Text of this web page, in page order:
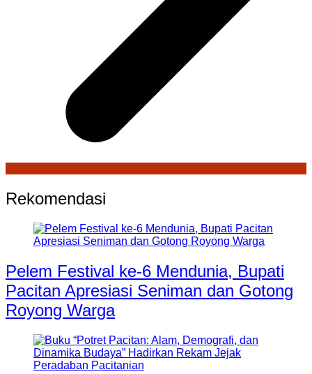
Rekomendasi
Pelem Festival ke-6 Mendunia, Bupati
Pacitan Apresiasi Seniman dan Gotong
Royong Warga